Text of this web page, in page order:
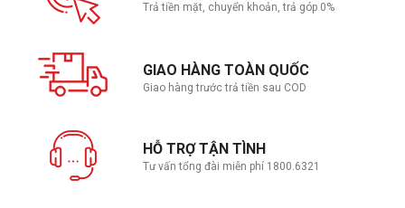
Trả tiền mặt, chuyển khoản, trả góp 0%
GIAO HÀNG TOÀN QUỐC
Giao hàng trước trả tiền sau COD
HỖ TRỢ TẬN TÌNH
Tư vấn tổng đài miễn phí 1800.6321